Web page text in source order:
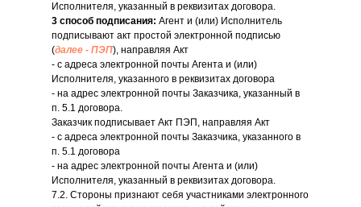
Исполнителя, указанный в реквизитах договора.
3 способ подписания: Агент и (или) Исполнитель
подписывают акт простой электронной подписью
(далее - ПЭП), направляя Акт
- с адреса электронной почты Агента и (или)
Исполнителя, указанного в реквизитах договора
- на адрес электронной почты Заказчика, указанный в
п. 5.1 договора.
Заказчик подписывает Акт ПЭП, направляя Акт
- с адреса электронной почты Заказчика, указанного в
п. 5.1 договора
- на адрес электронной почты Агента и (или)
Исполнителя, указанный в реквизитах договора.
7.2. Стороны признают себя участниками электронного